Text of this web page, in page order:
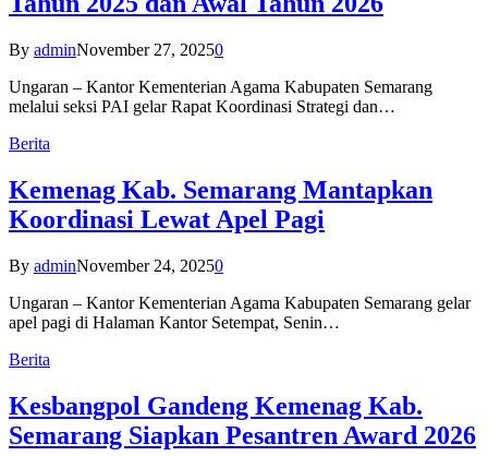
By adminNovember 27, 20250
Ungaran – Kantor Kementerian Agama Kabupaten Semarang
melalui seksi PAI gelar Rapat Koordinasi Strategi dan…
Berita
Kemenag Kab. Semarang Mantapkan
Koordinasi Lewat Apel Pagi
By adminNovember 24, 20250
Ungaran – Kantor Kementerian Agama Kabupaten Semarang gelar
apel pagi di Halaman Kantor Setempat, Senin…
Berita
Kesbangpol Gandeng Kemenag Kab.
Semarang Siapkan Pesantren Award 2026